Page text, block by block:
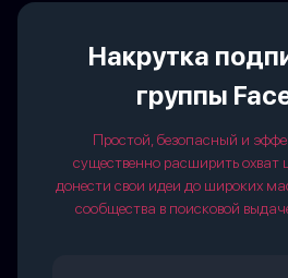
Накрутка
группы
Простой, безопасный и
существенно расширить охват
донести свои идеи до широких
сообщества в поисковой